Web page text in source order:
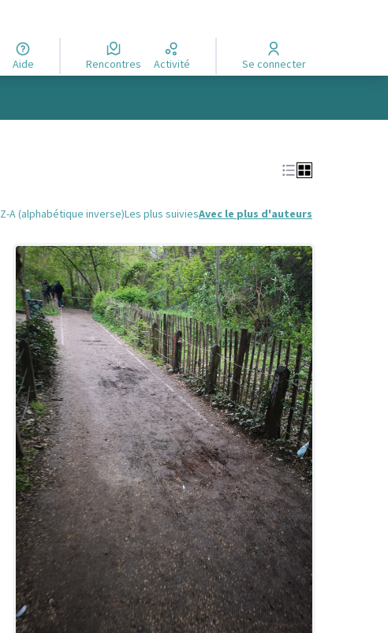
Aide Rencontres Activité Se connecter
Z-A (alphabétique inverse)Les plus suiviesAvec le plus d'auteurs